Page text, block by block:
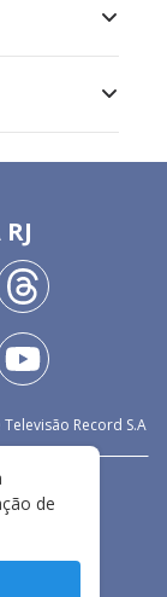
Record S.A
de